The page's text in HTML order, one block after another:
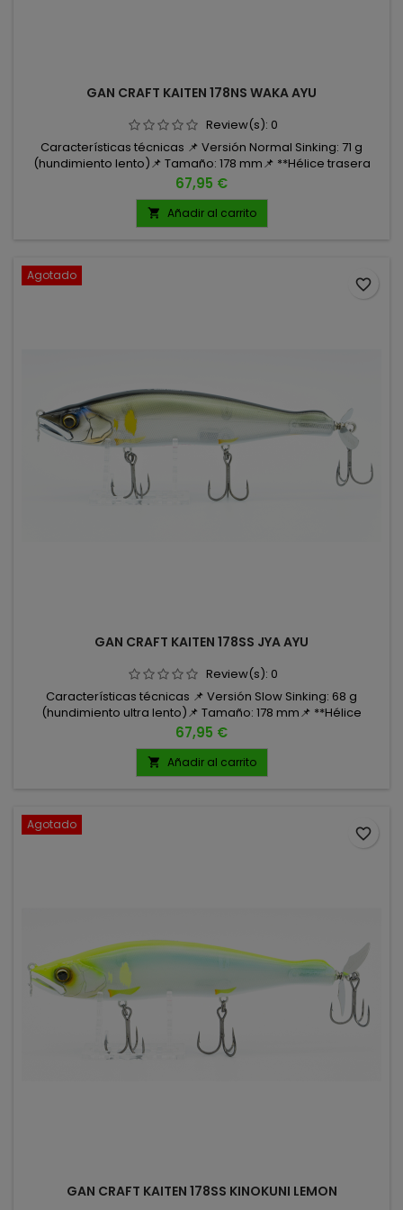
GAN CRAFT KAITEN 178NS WAKA AYU
Review(s): 0
Características técnicas 📌 Versión Normal Sinking: 71 g
(hundimiento lento)📌 Tamaño: 178 mm📌 **Hélice trasera
para generar turbulencias📌 Anzuelos: Cultiva ST-36BC,
tamaño 1
Precio
67,95 €
 Añadir al carrito
Agotado
GAN CRAFT KAITEN 178SS JYA AYU
Review(s): 0
Características técnicas 📌 Versión Slow Sinking: 68 g
(hundimiento ultra lento)📌 Tamaño: 178 mm📌 **Hélice
trasera para generar turbulencias📌 Anzuelos: Cultiva ST-
36BC, tamaño 1
Precio
67,95 €
 Añadir al carrito
favorite_border
Agotado
GAN CRAFT KAITEN 178SS KINOKUNI LEMON
favorite_border